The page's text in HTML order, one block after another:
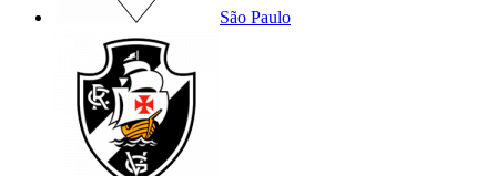
São Paulo